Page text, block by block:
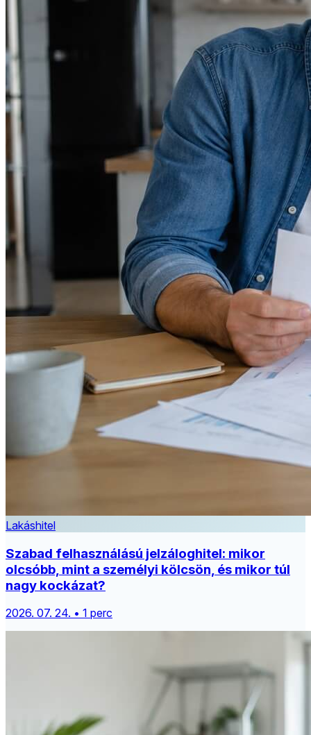
Lakáshitel
Szabad felhasználású jelzáloghitel: mikor
olcsóbb, mint a személyi kölcsön, és mikor túl
nagy kockázat?
2026. 07. 24. • 1 perc